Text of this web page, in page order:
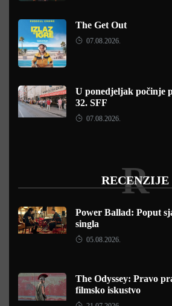
The Get Out
07.08.2026.
U ponedjeljak počinje
32. SFF
07.08.2026.
RECENZIJE
R
Power Ballad: Poput
singla
05.08.2026.
The Odyssey: Pravo
filmsko iskustvo